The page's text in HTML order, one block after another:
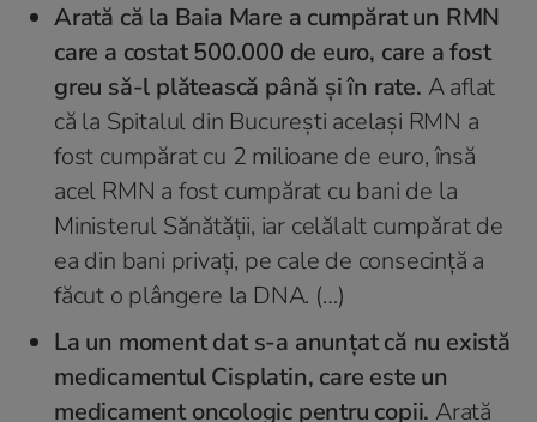
Arată că la Baia Mare a cumpărat un RMN
care a costat 500.000 de euro, care a fost
greu să-l plătească până şi în rate. A aflat
că la Spitalul din Bucureşti acelaşi RMN a
fost cumpărat cu 2 milioane de euro, însă
acel RMN a fost cumpărat cu bani de la
Ministerul Sănătății, iar celălalt cumpărat de
ea din bani privaţi, pe cale de consecinţă a
făcut o plângere la DNA. (…)
La un moment dat s-a anunţat că nu există
medicamentul Cisplatin, care este un
medicament oncologic pentru copii. Arată